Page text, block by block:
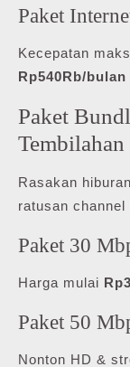
Paket
Kecepatan
Rp540Rb/bulan
Paket
Tembilahan
Rasakan
ratusan channel
Paket 30
Harga mulai
Paket 50
Nonton HD &